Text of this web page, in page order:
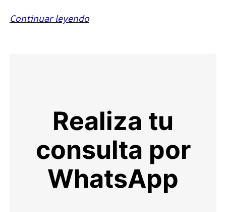
Continuar leyendo
Realiza tu
consulta por
WhatsApp